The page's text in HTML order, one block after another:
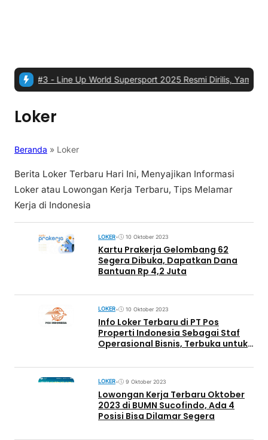
|#3 -Line Up World Supersport 2025 Resmi Dirilis, Yamaha
Loker
Beranda » Loker
Berita Loker Terbaru Hari Ini, Menyajikan Informasi
Loker atau Lowongan Kerja Terbaru, Tips Melamar
Kerja di Indonesia
LOKER• 10 Oktober 2023
Kartu Prakerja Gelombang 62
Segera Dibuka, Dapatkan Dana
Bantuan Rp 4,2 Juta
LOKER• 10 Oktober 2023
Info Loker Terbaru di PT Pos
Properti Indonesia Sebagai Staf
Operasional Bisnis, Terbuka untuk
LOKER• 9 Oktober 2023
Lowongan Kerja Terbaru Oktober
2023 di BUMN Sucofindo, Ada 4
Posisi Bisa Dilamar Segera